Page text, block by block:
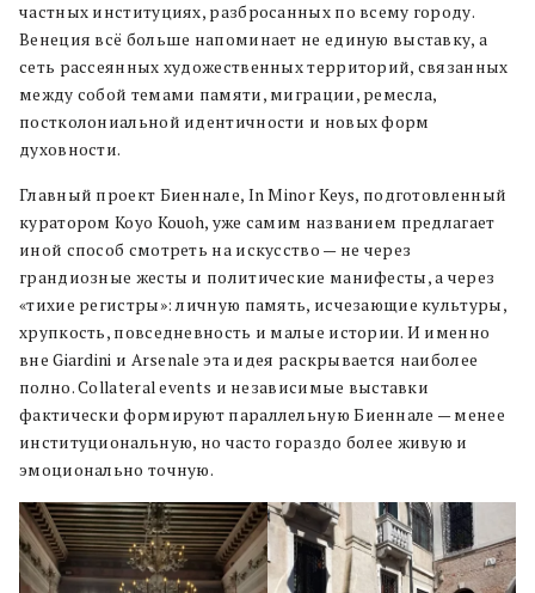
частных институциях, разбросанных по всему городу.
Венеция всё больше напоминает не единую выставку, а
сеть рассеянных художественных территорий, связанных
между собой темами памяти, миграции, ремесла,
постколониальной идентичности и новых форм
духовности.
Главный проект Биеннале, In Minor Keys, подготовленный
куратором Koyo Kouoh, уже самим названием предлагает
иной способ смотреть на искусство — не через
грандиозные жесты и политические манифесты, а через
«тихие регистры»: личную память, исчезающие культуры,
хрупкость, повседневность и малые истории. И именно
вне Giardini и Arsenale эта идея раскрывается наиболее
полно. Collateral events и независимые выставки
фактически формируют параллельную Биеннале — менее
институциональную, но часто гораздо более живую и
эмоционально точную.